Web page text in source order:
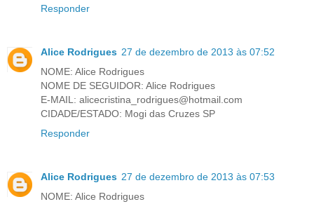
Responder
Alice Rodrigues 27 de dezembro de 2013 às 07:52
NOME: Alice Rodrigues
NOME DE SEGUIDOR: Alice Rodrigues
E-MAIL: alicecristina_rodrigues@hotmail.com
CIDADE/ESTADO: Mogi das Cruzes SP
Responder
Alice Rodrigues 27 de dezembro de 2013 às 07:53
NOME: Alice Rodrigues